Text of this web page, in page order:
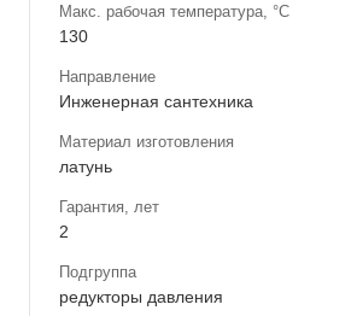
Макс. рабочая температура, °С
130
Направление
Инженерная сантехника
Материал изготовления
латунь
Гарантия, лет
2
Подгруппа
редукторы давления